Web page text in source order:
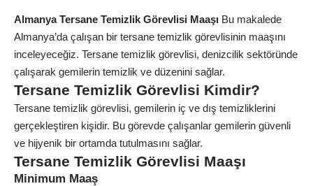
Almanya Tersane Temizlik Görevlisi Maaşı Bu makalede
Almanya’da çalışan bir tersane temizlik görevlisinin maaşını
inceleyeceğiz. Tersane temizlik görevlisi, denizcilik sektöründe
çalışarak gemilerin temizlik ve düzenini sağlar.
Tersane Temizlik Görevlisi Kimdir?
Tersane temizlik görevlisi, gemilerin iç ve dış temizliklerini
gerçekleştiren kişidir. Bu görevde çalışanlar gemilerin güvenli
ve hijyenik bir ortamda tutulmasını sağlar.
Tersane Temizlik Görevlisi Maaşı
Minimum Maaş